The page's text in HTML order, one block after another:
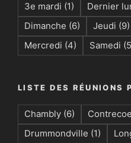
3e mardi (1) Dernier
Dimanche (6) Jeudi (9)
Mercredi (4) Samedi
LISTE DES RÉUNIONS
Chambly (6)
Drummondville (1)